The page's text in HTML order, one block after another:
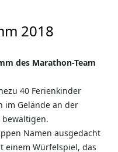
2018
des Marathon-Team
40 Ferienkinder
im Gelände an der
bewältigen.
Namen ausgedacht
einem Würfelspiel, das